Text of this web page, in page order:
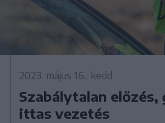
2023. május 16., kedd
Szabálytalan
ittas vezetés